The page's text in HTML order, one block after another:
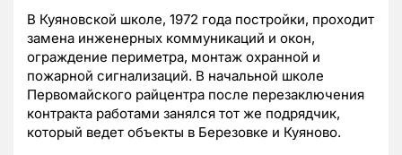
В Куяновской школе, 1972 года постройки, проходит
замена инженерных коммуникаций и окон,
ограждение периметра, монтаж охранной и
пожарной сигнализаций. В начальной школе
Первомайского райцентра после перезаключения
контракта работами занялся тот же подрядчик,
который ведет объекты в Березовке и Куяново.